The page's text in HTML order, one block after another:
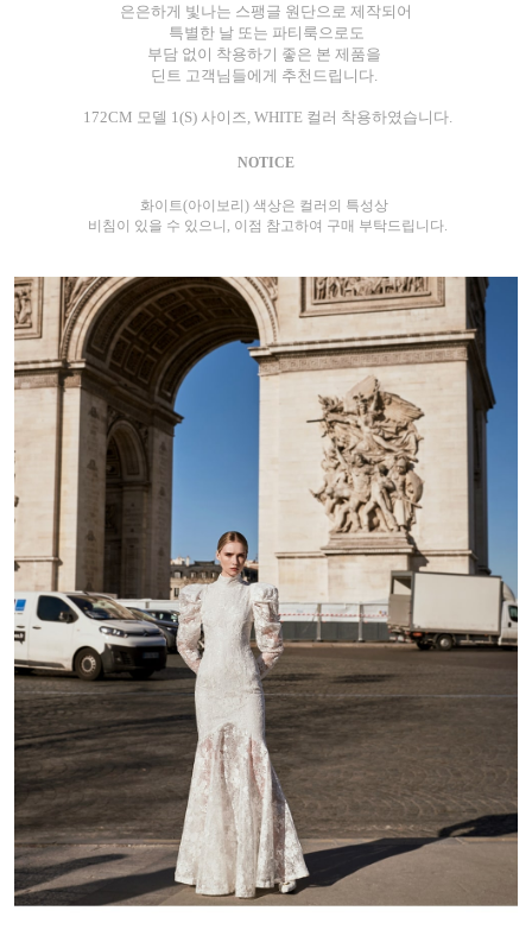
은은하게 빛나는 스팽글 원단으로 제작되어
특별한 날 또는 파티룩으로도
부담 없이 착용하기 좋은 본 제품을
딘트 고객님들에게 추천드립니다.
172CM 모델 1(S) 사이즈, WHITE 컬러 착용하였습니다.
NOTICE
화이트(아이보리) 색상은 컬러의 특성상
비침이 있을 수 있으니, 이점 참고하여 구매 부탁드립니다.